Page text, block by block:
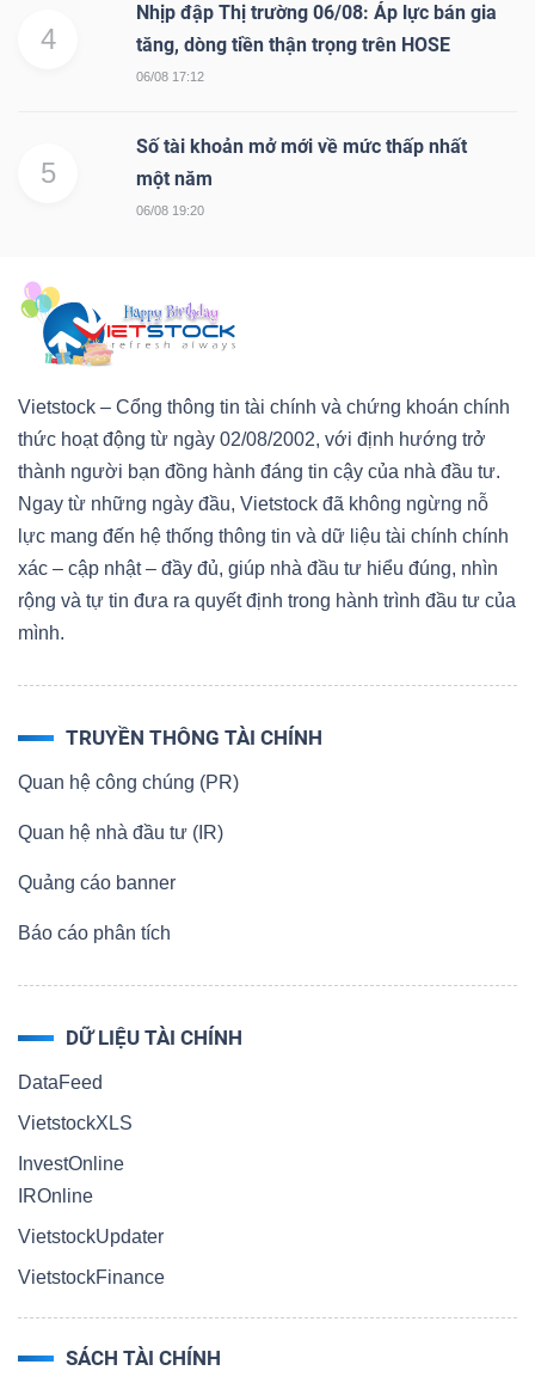
4
Nhịp đập Thị trường 06/08: Áp lực bán gia
tăng, dòng tiền thận trọng trên HOSE
06/08 17:12
5
Số tài khoản mở mới về mức thấp nhất
một năm
06/08 19:20
Vietstock – Cổng thông tin tài chính và chứng khoán chính
thức hoạt động từ ngày 02/08/2002, với định hướng trở
thành người bạn đồng hành đáng tin cậy của nhà đầu tư.
Ngay từ những ngày đầu, Vietstock đã không ngừng nỗ
lực mang đến hệ thống thông tin và dữ liệu tài chính chính
xác – cập nhật – đầy đủ, giúp nhà đầu tư hiểu đúng, nhìn
rộng và tự tin đưa ra quyết định trong hành trình đầu tư của
mình.
TRUYỀN THÔNG TÀI CHÍNH
Quan hệ công chúng (PR)
Quan hệ nhà đầu tư (IR)
Quảng cáo banner
Báo cáo phân tích
DỮ LIỆU TÀI CHÍNH
DataFeed
VietstockXLS
InvestOnline
IROnline
VietstockUpdater
VietstockFinance
SÁCH TÀI CHÍNH